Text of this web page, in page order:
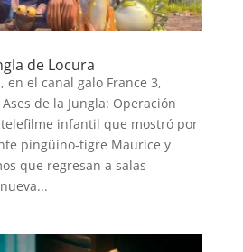
de Locura
en el canal galo France 3,
de la Jungla: Operación
telefilme infantil que mostró por
pingüino-tigre Maurice y
que regresan a salas